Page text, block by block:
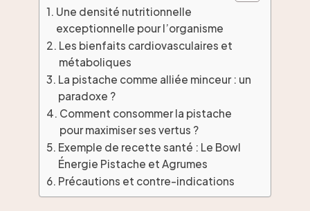
Une densité nutritionnelle
exceptionnelle pour l’organisme
Les bienfaits cardiovasculaires et
métaboliques
La pistache comme alliée minceur : un
paradoxe ?
Comment consommer la pistache
pour maximiser ses vertus ?
Exemple de recette santé : Le Bowl
Énergie Pistache et Agrumes
Précautions et contre-indications